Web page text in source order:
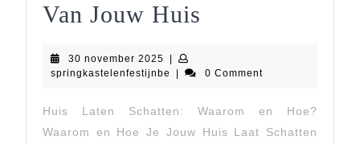
Van Jouw Huis
Je
Moet
Weten
30 november 2025 30
november
springkastelenfestijnbe springkastelenfestijnbe
0 Comment
Huis Laten Schatten: Waarom en Hoe?
Waarom en Hoe Je Jouw Huis Laat Schatten